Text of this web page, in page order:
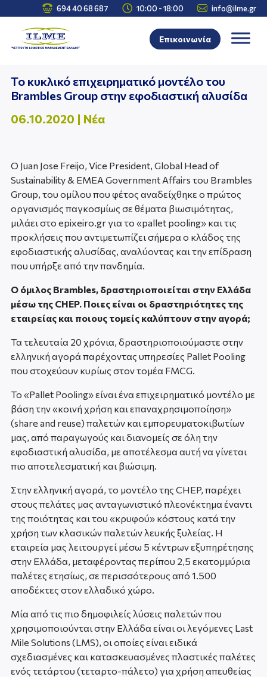
 694 40 68 687  10:00 - 18:00  info@ilme.gr
Επικοινωνία
Το κυκλικό επιχειρηματικό μοντέλο του
Brambles Group στην εφοδιαστική αλυσίδα
06.10.2020 | Νέα
Ο Juan Jose Freijo, Vice President, Global Head of
Sustainability & EMEA Government Affairs του Brambles
Group, του ομίλου που φέτος αναδείχθηκε ο πρώτος
οργανισμός παγκοσμίως σε θέματα βιωσιμότητας,
μιλάει στο epixeiro.gr για το «pallet pooling» και τις
προκλήσεις που αντιμετωπίζει σήμερα ο κλάδος της
εφοδιαστικής αλυσίδας, αναλύοντας και την επίδραση
που υπήρξε από την πανδημία.
Ο όμιλος Brambles, δραστηριοποιείται στην Ελλάδα
μέσω της CHEP. Ποιες είναι οι δραστηριότητες της
εταιρείας και ποιους τομείς καλύπτουν στην αγορά;
Τα τελευταία 20 χρόνια, δραστηριοποιούμαστε στην
ελληνική αγορά παρέχοντας υπηρεσίες Pallet Pooling
που στοχεύουν κυρίως στον τομέα FMCG.
Το «Pallet Pooling» είναι ένα επιχειρηματικό μοντέλο με
βάση την «κοινή χρήση και επαναχρησιμοποίηση»
(share and reuse) παλετών και εμπορευματοκιβωτίων
μας, από παραγωγούς και διανομείς σε όλη την
εφοδιαστική αλυσίδα, με αποτέλεσμα αυτή να γίνεται
πιο αποτελεσματική και βιώσιμη.
Στην ελληνική αγορά, το μοντέλο της CHEP, παρέχει
στους πελάτες μας ανταγωνιστικό πλεονέκτημα έναντι
της ποιότητας και του «κρυφού» κόστους κατά την
χρήση των κλασικών παλετών λευκής ξυλείας. Η
εταιρεία μας λειτουργεί μέσω 5 κέντρων εξυπηρέτησης
στην Ελλάδα, μεταφέροντας περίπου 2,5 εκατομμύρια
παλέτες ετησίως, σε περισσότερους από 1.500
αποδέκτες στον ελλαδικό χώρο.
Μία από τις πιο δημοφιλείς λύσεις παλετών που
χρησιμοποιούνται στην Ελλάδα είναι οι λεγόμενες Last
Mile Solutions (LMS), οι οποίες είναι ειδικά
σχεδιασμένες και κατασκευασμένες πλαστικές παλέτες
ενός τετάρτου (τεταρτο-πάλετο) για χρήση απευθείας